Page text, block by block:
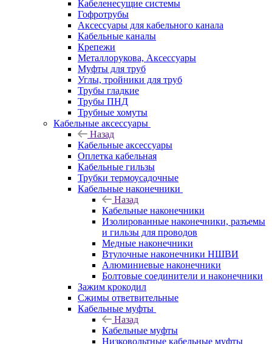
Кабеленесущие системы
Гофротрубы
Аксессуары для кабельного канала
Кабельные каналы
Крепежи
Металлорукова, Аксессуары
Муфты для труб
Углы, тройники для труб
Трубы гладкие
Трубы ПНД
Трубные хомуты
Кабельные аксессуары
Назад
Кабельные аксессуары
Оплетка кабельная
Кабельные гильзы
Трубки термоусадочные
Кабельные наконечники
Назад
Кабельные наконечники
Изолированные наконечники, разъемы
и гильзы для проводов
Медные наконечники
Втулочные наконечники НШВИ
Алюминиевые наконечники
Болтовые соединители и наконечники
Зажим крокодил
Сжимы ответвительные
Кабельные муфты
Назад
Кабельные муфты
Низковольтные кабельные муфты